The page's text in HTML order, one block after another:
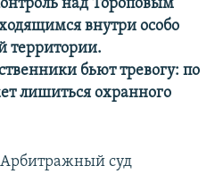
над Тороповым
внутри особо
территории​.
бьют тревогу: по
лишиться охранного
суд